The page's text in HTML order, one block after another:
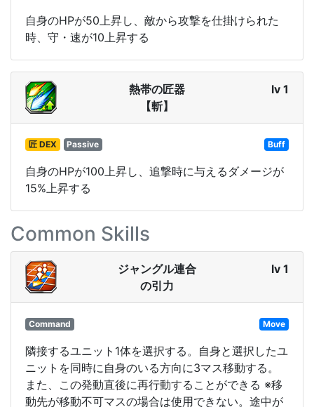
自身のHPが50上昇し、敵から攻撃を仕掛けられた
時、守・速が10上昇する
熱帯の匠器
【斬】
lv 1
匠 DEX Passive Buff
自身のHPが100上昇し、追撃時に与えるダメージが
15%上昇する
Common Skills
ジャングル連合
の引力
lv 1
Command Move
隣接するユニット1体を選択する。自身と選択したユ
ニットを同時に自身のいる方向に3マス移動する。
また、この発動直後に再行動することができる ※移
動先が移動不可マスの場合は使用できない。途中が